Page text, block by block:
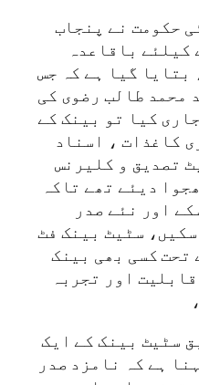
حکومت نے پنجاب
کیلئے باقاعدہ
بتایا گیا ہے کہ جس
محمد طالب رضوی کی
کیا تو بینک کے
کاغذات ، اسناد
تصدیق و کلیرنس
دیئے تھے تاکہ
اور نئے صدر
سٹیٹ بینک فٹ
تحت کسی بھی بینک
اور تجربہ
سٹیٹ بینک کے ایک
ہے کہ نامزد صدر